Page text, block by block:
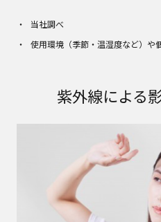
当社調べ
使用環境（季節・温湿度など）や
紫外線による